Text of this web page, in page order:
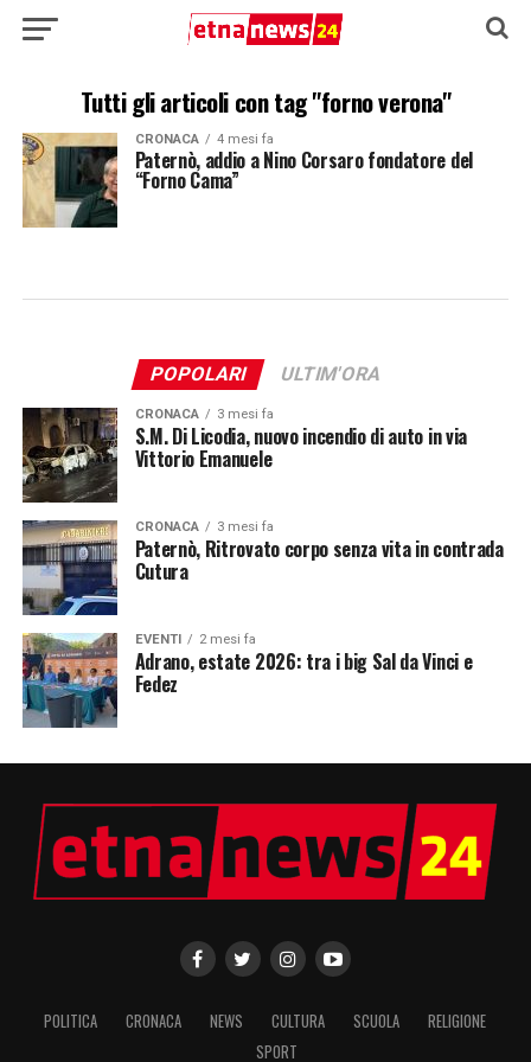
Tutti gli articoli con tag "forno verona"
CRONACA 4 mesi fa
Paternò, addio a Nino Corsaro fondatore del
“Forno Cama”
POPOLARI ULTIM'ORA
CRONACA 3 mesi fa
S.M. Di Licodia, nuovo incendio di auto in via
Vittorio Emanuele
CRONACA 3 mesi fa
Paternò, Ritrovato corpo senza vita in contrada
Cutura
EVENTI 2 mesi fa
Adrano, estate 2026: tra i big Sal da Vinci e
Fedez
POLITICA CRONACA NEWS CULTURA SCUOLA
RELIGIONE
SPORT